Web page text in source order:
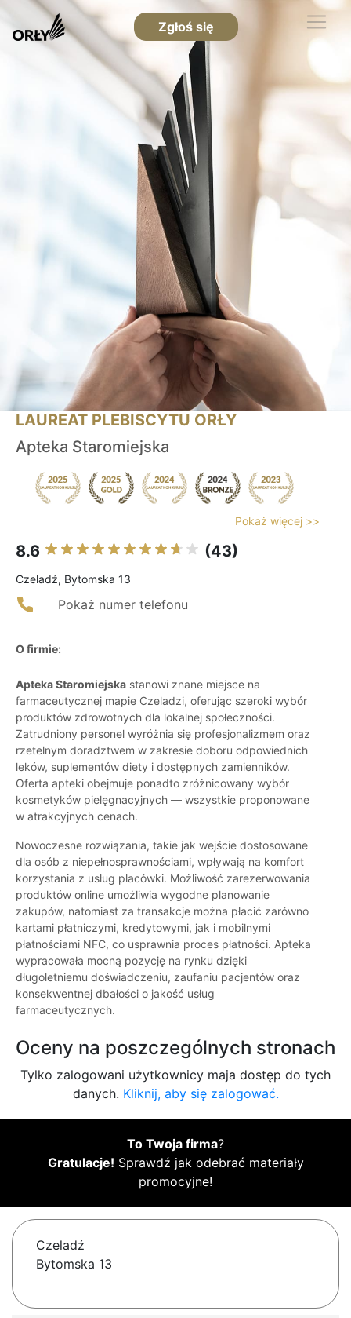
Zgłoś się
LAUREAT PLEBISCYTU ORŁY
Apteka Staromiejska
Pokaż więcej >>
8.6 (43)
Czeladź, Bytomska 13
Pokaż numer telefonu
O firmie:
Apteka Staromiejska stanowi znane miejsce na
farmaceutycznej mapie Czeladzi, oferując szeroki wybór
produktów zdrowotnych dla lokalnej społeczności.
Zatrudniony personel wyróżnia się profesjonalizmem oraz
rzetelnym doradztwem w zakresie doboru odpowiednich
leków, suplementów diety i dostępnych zamienników.
Oferta apteki obejmuje ponadto zróżnicowany wybór
kosmetyków pielęgnacyjnych — wszystkie proponowane
w atrakcyjnych cenach.
Nowoczesne rozwiązania, takie jak wejście dostosowane
dla osób z niepełnosprawnościami, wpływają na komfort
korzystania z usług placówki. Możliwość zarezerwowania
produktów online umożliwia wygodne planowanie
zakupów, natomiast za transakcje można płacić zarówno
kartami płatniczymi, kredytowymi, jak i mobilnymi
płatnościami NFC, co usprawnia proces płatności. Apteka
wypracowała mocną pozycję na rynku dzięki
długoletniemu doświadczeniu, zaufaniu pacjentów oraz
konsekwentnej dbałości o jakość usług
farmaceutycznych.
Oceny na poszczególnych stronach
Tylko zalogowani użytkownicy maja dostęp do tych
danych. Kliknij, aby się zalogować.
To Twoja firma?
Gratulacje! Sprawdź jak odebrać materiały
promocyjne!
Czeladź
Bytomska 13